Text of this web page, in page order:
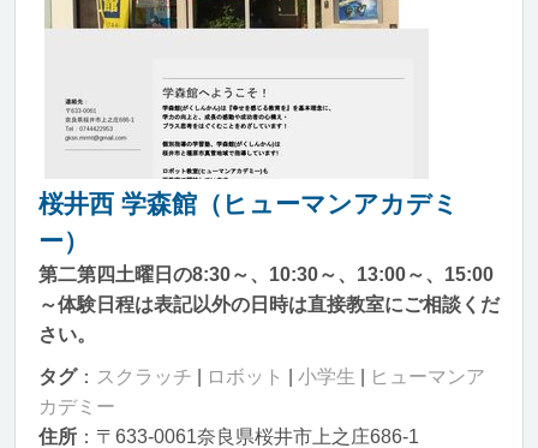
桜井西 学森館（ヒューマンアカデミ
ー）
第二第四土曜日の8:30～、10:30～、13:00～、15:00
～体験日程は表記以外の日時は直接教室にご相談くだ
さい。
タグ： スクラッチ ロボット 小学生
ヒューマンア
カデミー
住所 ：〒633-0061奈良県桜井市上之庄686-1